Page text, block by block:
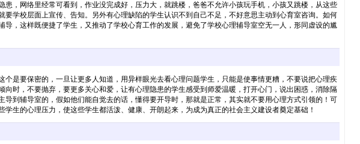
，网络里经常可看到，作业没完成好，压力大，就跳楼，爸爸不允许小孩玩手机，小孩又跳楼，从这些
学校层面上宣传、告知。另外有心理缺陷的学生认识不到自己不足，不好意思主动到心育室咨询。如何
，这样既便捷了学生，又推动了学校心育工作的发展，避免了学校心理辅导室空无一人，形同虚设的尴
是要保密的，一旦让更多人知道，用异样眼光去看心理问题学生，只能是使事情更糟，不要说把心理疾
时，不要抛弃，要更多关心和爱，让有心理隐患的学生感受到师爱温暖，打开心门，说出困惑，消除隔
到辅导室的，假如他们能自觉去的话，懂得要开导时，那就是正常，其实就不要用心理方式引领的！可
生的心理压力，使这些学生都活泼、健康、开朗起来，为成为真正的社会主义建设者奠定基础！